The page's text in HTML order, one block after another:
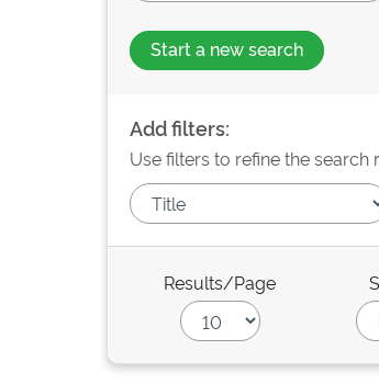
Start a new search
Add filters:
Use filters to refine the search
Results/Page